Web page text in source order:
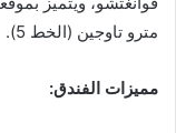
مترو تاوجين (الخط 5).
مميزات الفندق: